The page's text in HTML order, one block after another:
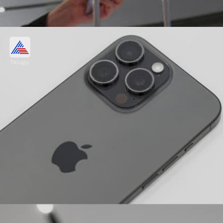
ఐఫోన్ 15 ప్రోపై ఎక్స్ఛేంజ్ ఆఫర్
మీ పాత ఫోన్ మంచి వర్కింగ్ కండీషన్ లో ఉంటే దాన్ని
ఎక్స్ఛేంజ్ చేసి రూ.59,600 వరకు అదనంగా ఆదా
చేయవచ్చు. ఈ లెక్కన ఫోన్ ధర రూ.60,300 వరకు
తగ్గుతుంది.